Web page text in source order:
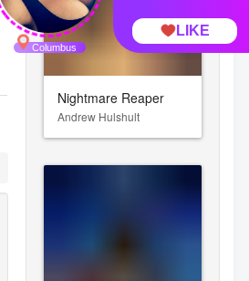
Nightmare Reaper
Andrew Hulshult